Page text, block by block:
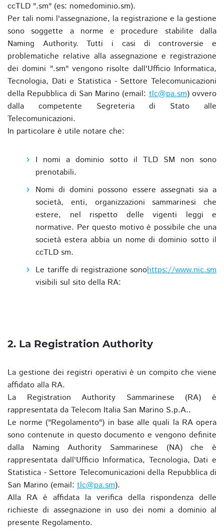
ccTLD ".sm" (es: nomedominio.sm).
Per tali nomi l'assegnazione, la registrazione e la gestione
sono soggette a norme e procedure stabilite dalla
Naming Authority. Tutti i casi di controversie e
problematiche relative alla assegnazione e registrazione
dei domini ".sm" vengono risolte dall'Ufficio Informatica,
Tecnologia, Dati e Statistica - Settore Telecomunicazioni
della Repubblica di San Marino (email:tlc@pa.sm) ovvero
dalla competente Segreteria di Stato alle
Telecomunicazioni.
In particolare è utile notare che:
I nomi a dominio sotto il TLD SM non sono
prenotabili.
Nomi di domini possono essere assegnati sia a
società, enti, organizzazioni sammarinesi che
estere, nel rispetto delle vigenti leggi e
normative. Per questo motivo è possibile che una
società estera abbia un nome di dominio sotto il
ccTLD sm.
Le tariffe di registrazione sono
visibili sul sito della RA:
https://www.nic.sm
2. La Registration Authority
La gestione dei registri operativi è un compito che viene
affidato alla RA.
La Registration Authority Sammarinese (RA) è
rappresentata da Telecom Italia San Marino S.p.A..
Le norme ("Regolamento") in base alle quali la RA opera
sono contenute in questo documento e vengono definite
dalla Naming Authority Sammarinese (NA) che è
rappresentata dall'Ufficio Informatica, Tecnologia, Dati e
Statistica - Settore Telecomunicazioni della Repubblica di
San Marino (email: tlc@pa.sm).
Alla RA è affidata la verifica della rispondenza delle
richieste di assegnazione in uso dei nomi a dominio al
presente Regolamento.